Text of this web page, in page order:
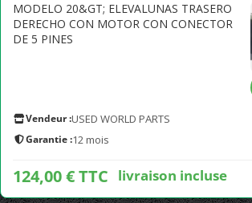
MODELO 20&GT; ELEVALUNAS TRASERO
DERECHO CON MOTOR CON CONECTOR
DE 5 PINES
Vendeur :USED WORLD PARTS
Garantie :12 mois
124,00 € TTC livraison incluse